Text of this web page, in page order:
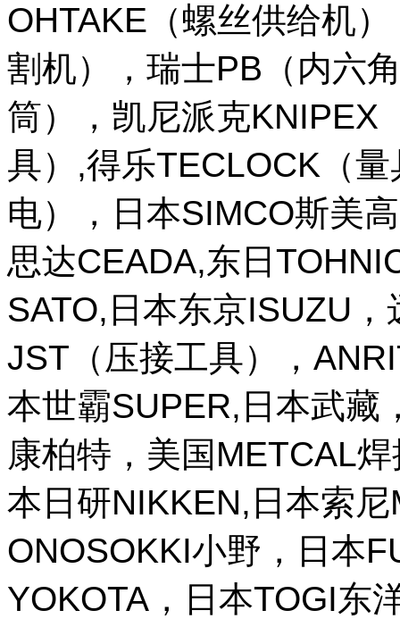
OHTAKE（螺丝供给机
割机），瑞士PB（内六
筒），凯尼派克KNIPEX
具）,得乐TECLOCK（
电），日本SIMCO斯美
思达CEADA,东日
SATO,日本东京ISUZU
JST（压接工具），
本世霸SUPER,日本武藏
康柏特，美国METCAL
本日研NIKKEN,日本索
ONOSOKKI小野，日本
YOKOTA，日本TOGI东